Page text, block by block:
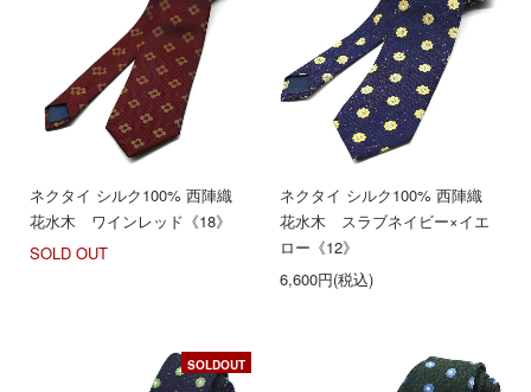
ネクタイ シルク100% 西陣織
花水木 ワインレッド《18》
SOLD OUT
ネクタイ シルク100% 西陣織
花水木 スラブネイビー×イエ
ロー《12》
6,600円(税込)
SOLDOUT